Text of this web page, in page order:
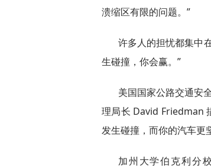
溃缩区有限的问题。”
许多人的担忧都集中
生碰撞，你会赢。”
美国国家公路交通
理局长 David Friedman
发生碰撞，而你的汽车更
加州大学伯克利分